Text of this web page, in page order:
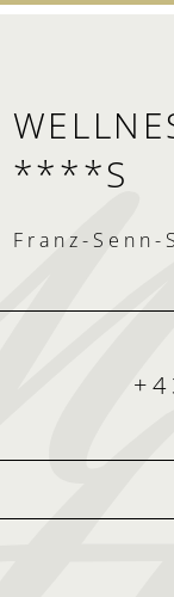
****S
Franz-